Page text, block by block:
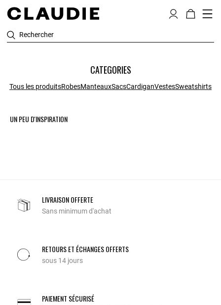
Rechercher
CATEGORIES
Tous les produitsRobesManteauxSacsCardiganVestesSweatshirts
UN PEU D'INSPIRATION
LIVRAISON OFFERTE
Sans minimum d'achat
RETOURS ET ÉCHANGES OFFERTS
sous 14 jours
PAIEMENT SÉCURISÉ